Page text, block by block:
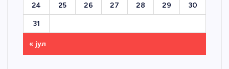
24 25 26 27 28 29 30
31
« јул